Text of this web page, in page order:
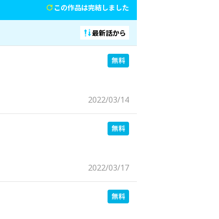
この作品は完結しました
最新話から
2022/03/14
2022/03/17